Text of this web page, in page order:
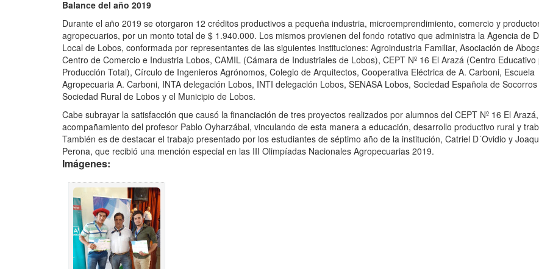
Balance del año 2019
Durante el año 2019 se otorgaron 12 créditos productivos a pequeña industria, microemprendimiento, comercio y
agropecuarios, por un monto total de $ 1.940.000. Los mismos provienen del fondo rotativo que administra la Agencia de
Local de Lobos, conformada por representantes de las siguientes instituciones: Agroindustria Familiar, Asociación de
Centro de Comercio e Industria Lobos, CAMIL (Cámara de Industriales de Lobos), CEPT Nº 16 El Arazá (Centro Educativo
Producción Total), Círculo de Ingenieros Agrónomos, Colegio de Arquitectos, Cooperativa Eléctrica de A. Carboni, Escuela
Agropecuaria A. Carboni, INTA delegación Lobos, INTI delegación Lobos, SENASA Lobos, Sociedad Española de
Sociedad Rural de Lobos y el Municipio de Lobos.
Cabe subrayar la satisfacción que causó la financiación de tres proyectos realizados por alumnos del CEPT Nº 16 El
acompañamiento del profesor Pablo Oyharzábal, vinculando de esta manera a educación, desarrollo productivo rural y
También es de destacar el trabajo presentado por los estudiantes de séptimo año de la institución, Catriel D´Ovidio y
Perona, que recibió una mención especial en las III Olimpíadas Nacionales Agropecuarias 2019.
Imágenes: